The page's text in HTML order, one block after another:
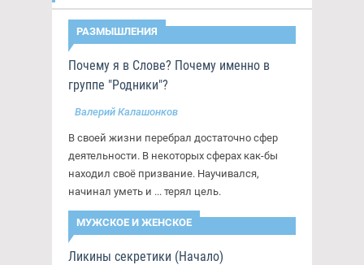
РАЗМЫШЛЕНИЯ
Почему я в Слове? Почему именно в
группе "Родники"?
Валерий Калашонков
В своей жизни перебрал достаточно сфер
деятельности. В некоторых сферах как-бы
находил своё призвание. Научивался,
начинал уметь и ... терял цель.
МУЖСКОЕ И ЖЕНСКОЕ
Ликины секретики (Начало)